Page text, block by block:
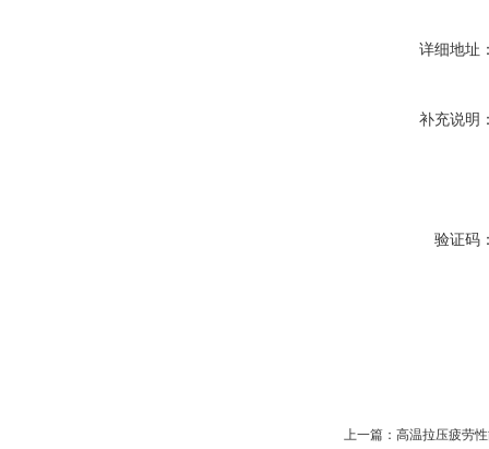
详细地址
补充说明
验证码
上一篇： 高温拉压疲劳